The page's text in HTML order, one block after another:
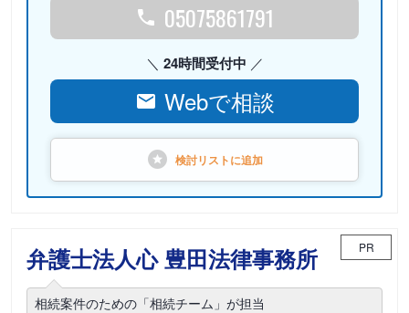
05075861791
24時間受付中
Webで相談
検討リストに追加
弁護士法人心 豊田法律事務所 PR
相続案件のための「相続チーム」が担当